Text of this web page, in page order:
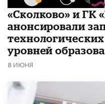
«Сколково» и ГК
анонсировали
уровней
8 ИЮНЯ